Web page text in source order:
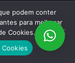
Electrolux
podem conter
para melhorar
Cookies.